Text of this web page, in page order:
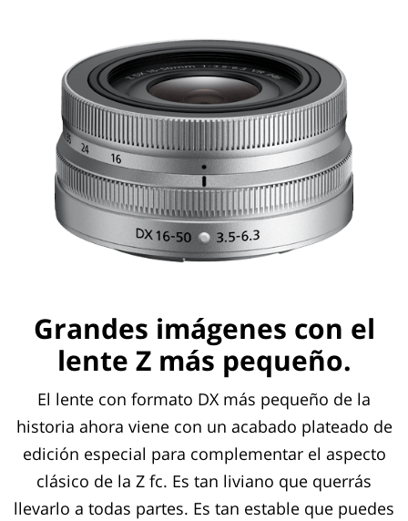
Grandes imágenes con el
lente Z más pequeño.
El lente con formato DX más pequeño de la
historia ahora viene con un acabado plateado de
edición especial para complementar el aspecto
clásico de la Z fc. Es tan liviano que querrás
llevarlo a todas partes. Es tan estable que puedes